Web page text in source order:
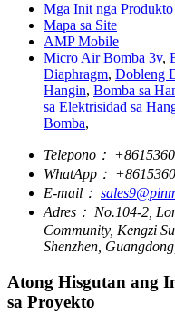
Mga Init nga Produkto
Mapa sa Site
AMP Mobile
Micro Air Bomba 3v,
Diaphragm, Dobleng
Hangin, Bomba sa
sa Elektrisidad sa
Bomba,
Telepono：
WhatApp：
E-mail：
Adres： No.104-2,
Community, Kengzi
Shenzhen,
Atong Hisgutan ang
sa Proyekto